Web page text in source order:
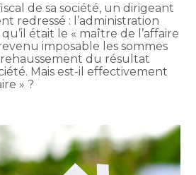
de sa société, un dirigeant
redressé : l’administration
était le « maître de l’affaire
imposable les sommes
du résultat
Mais est-il effectivement
» ?